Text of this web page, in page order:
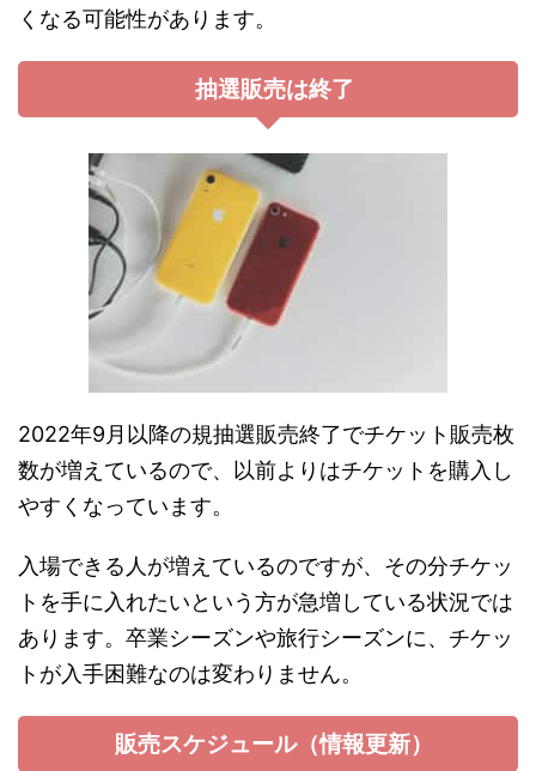
くなる可能性があります。
抽選販売は終了
2022年9月以降の規抽選販売終了でチケット販売枚
数が増えているので、以前よりはチケットを購入し
やすくなっています。
入場できる人が増えているのですが、その分チケッ
トを手に入れたいという方が急増している状況では
あります。卒業シーズンや旅行シーズンに、チケッ
トが入手困難なのは変わりません。
販売スケジュール（情報更新）